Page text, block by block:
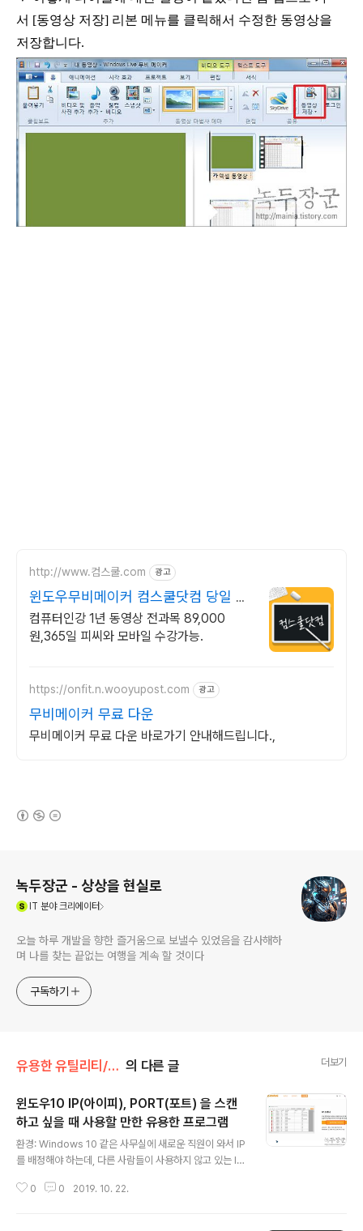
서 [동영상 저장] 리본 메뉴를 클릭해서 수정한 동영상을
저장합니다.
http://www.컴스쿨.com 광고
윈도우무비메이커 컴스쿨닷컴 당일 신
청&결제시 기프티콘!
컴퓨터인강 1년 동영상 전과목 89,000
원,365일 피씨와 모바일 수강가능.
https://onfit.n.wooyupost.com 광고
무비메이커 무료 다운
무비메이커 무료 다운 바로가기 안내해드립니다.,
녹두장군 - 상상을 현실로
IT 분야 크리에이터
오늘 하루 개발을 향한 즐거움으로 보낼수 있었음을 감사해하
며 나를 찾는 끝없는 여행을 계속 할 것이다
구독하기
유용한 유틸리티/기타 의 다른 글 더보기
윈도우10 IP(아이피), PORT(포트) 을 스캔
하고 싶을 때 사용할 만한 유용한 프로그램
환경: Windows 10 같은 사무실에 새로운 직원이 와서 IP
를 배정해야 하는데, 다른 사람들이 사용하지 않고 있는 IP
니면 IP 분배할 때 작성했던 문서를 뒤지시나요? 오늘 소개
0 0 2019. 10. 22.